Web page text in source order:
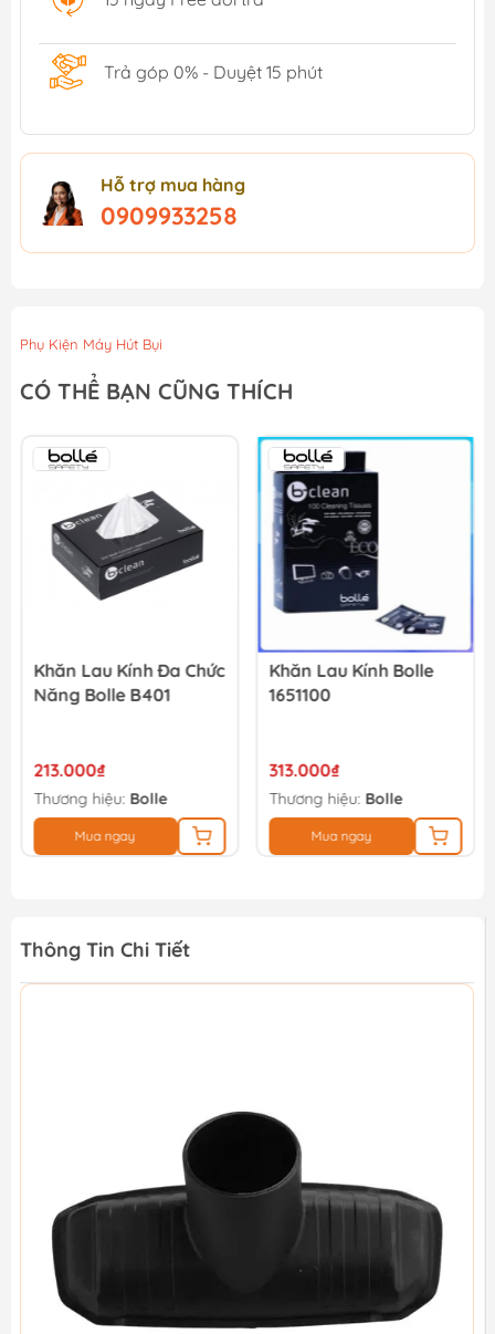
Trả góp 0% - Duyệt 15 phút
Hỗ trợ mua hàng
0909933258
Phụ Kiện Máy Hút Bụi
CÓ THỂ BẠN CŨNG THÍCH
Khăn Lau Kính Đa Chức
Năng Bolle B401
213.000₫
Thương hiệu: Bolle
Mua ngay
Khăn Lau Kính Bolle
1651100
313.000₫
Thương hiệu: Bolle
Mua ngay
Thông Tin Chi Tiết